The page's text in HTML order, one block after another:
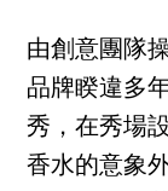
由創意團隊
品牌睽違多
秀，在秀場
香水的意象